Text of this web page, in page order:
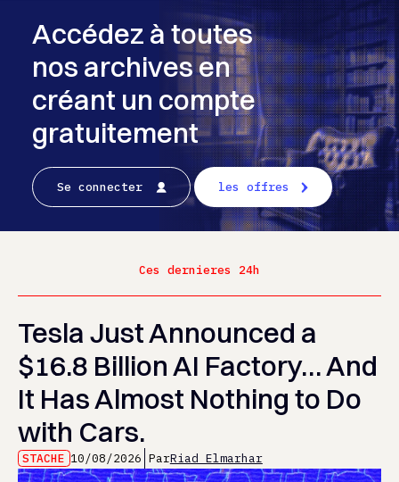
Accédez à toutes
nos archives en
créant un compte
gratuitement
Se connecter les offres
Ces dernieres 24h
Tesla Just Announced a
$16.8 Billion AI Factory… And
It Has Almost Nothing to Do
with Cars.
STACHE 10/08/2026 ParRiad Elmarhar